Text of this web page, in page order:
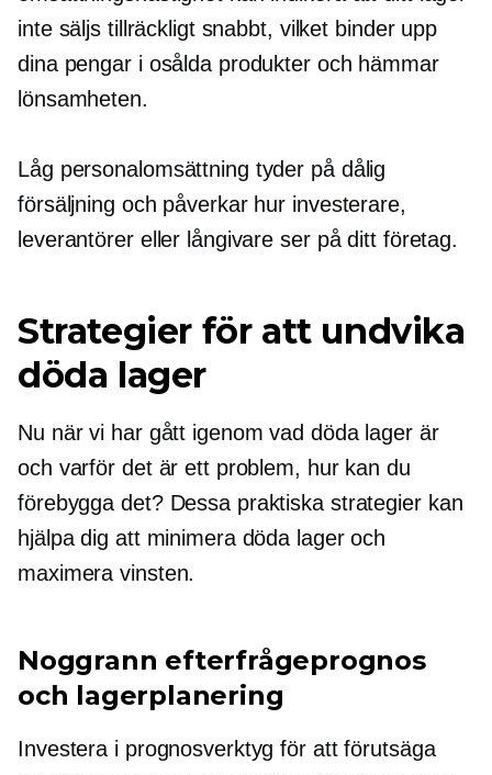
inte säljs tillräckligt snabbt, vilket binder upp
dina pengar i osålda produkter och hämmar
lönsamheten.
Låg personalomsättning tyder på dålig
försäljning och påverkar hur investerare,
leverantörer eller långivare ser på ditt företag.
Strategier för att undvika
döda lager
Nu när vi har gått igenom vad döda lager är
och varför det är ett problem, hur kan du
förebygga det? Dessa praktiska strategier kan
hjälpa dig att minimera döda lager och
maximera vinsten.
Noggrann efterfrågeprognos
och lagerplanering
Investera i prognosverktyg för att förutsäga